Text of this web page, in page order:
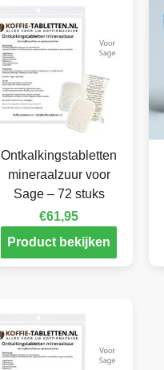
Ontkalkingstabletten
mineraalzuur voor
Sage – 72 stuks
€61,95
Product bekijken